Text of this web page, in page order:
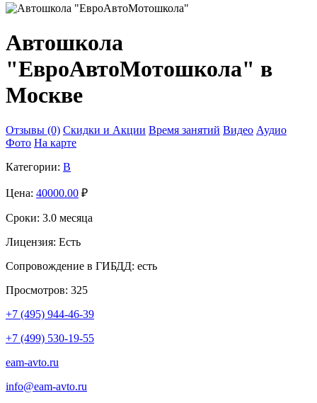
Автошкола
"ЕвроАвтоМотошкола" в
Москве
Отзывы (0) Скидки и Акции Время занятий Видео Аудио
Фото На карте
Категории: B
Цена: 40000.00 ₽
Сроки: 3.0 месяца
Лицензия: Есть
Сопровождение в ГИБДД: есть
Просмотров: 325
+7 (495) 944-46-39
+7 (499) 530-19-55
eam-avto.ru
info@eam-avto.ru